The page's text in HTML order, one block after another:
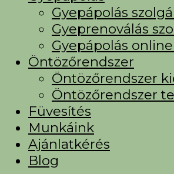
Gyepápolás
Gyeprenoválás
Gyepápolás
Öntözőrendszer
Öntözőrendszer
Öntözőrendszer
Füvesítés
Munkáink
Ajánlatkérés
Blog